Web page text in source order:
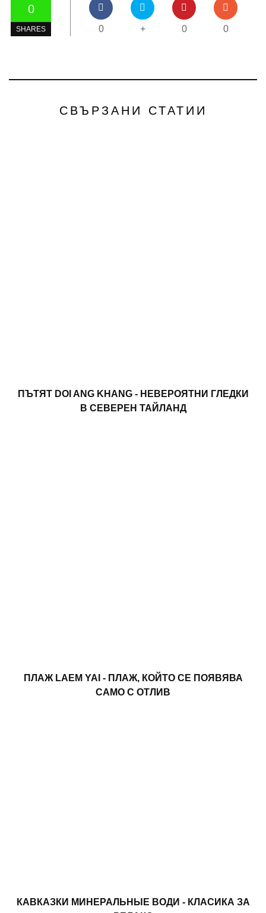
0
SHARES 0 + 0 0
СВЪРЗАНИ СТАТИИ
ПЪТЯТ DOI ANG KHANG - НЕВЕРОЯТНИ ГЛЕДКИ
В СЕВЕРЕН ТАЙЛАНД
ПЛАЖ LAEM YAI - ПЛАЖ, КОЙТО СЕ ПОЯВЯВА
САМО С ОТЛИВ
КАВКАЗКИ МИНЕРАЛЬНЫЕ ВОДИ - КЛАСИКА ЗА